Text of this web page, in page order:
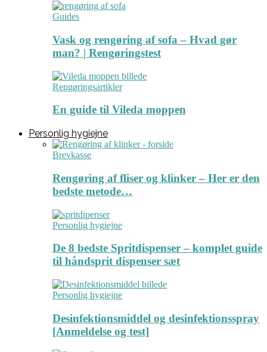
Guides
Vask og rengøring af sofa – Hvad gør
man? | Rengøringstest
Rengøringsartikler
En guide til Vileda moppen
Personlig hygiejne
Brevkasse
Rengøring af fliser og klinker – Her er den
bedste metode…
Personlig hygiejne
De 8 bedste Spritdispenser – komplet guide
til håndsprit dispenser sæt
Personlig hygiejne
Desinfektionsmiddel og desinfektionsspray
[Anmeldelse og test]